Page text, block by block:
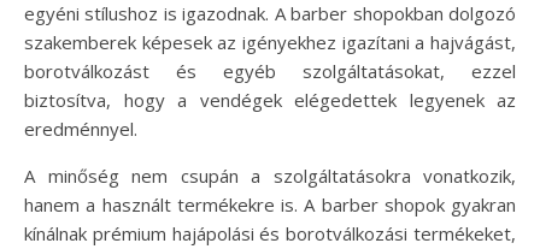
egyéni stílushoz is igazodnak. A barber shopokban dolgozó
szakemberek képesek az igényekhez igazítani a hajvágást,
borotválkozást és egyéb szolgáltatásokat, ezzel
biztosítva, hogy a vendégek elégedettek legyenek az
eredménnyel.
A minőség nem csupán a szolgáltatásokra vonatkozik,
hanem a használt termékekre is. A barber shopok gyakran
kínálnak prémium hajápolási és borotválkozási termékeket,